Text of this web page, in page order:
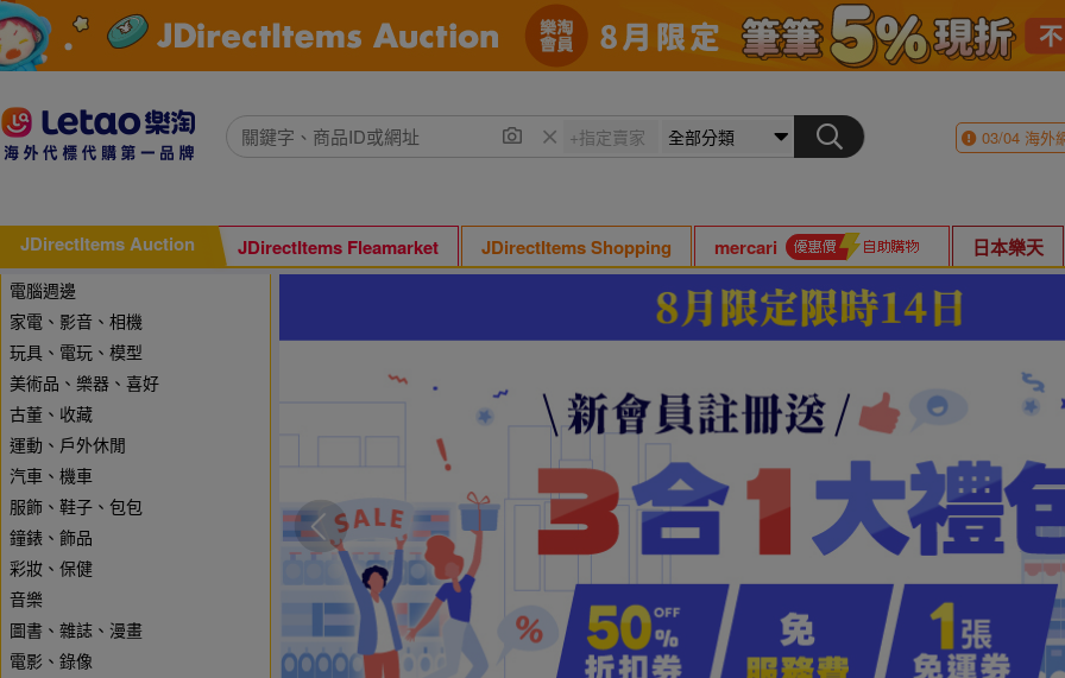
03/04海外
JDirectItems Auction JDirectItems Fleamarket JDirectItems Shopping mercari 日本樂天
電腦週邊
家電、影音、相機
玩具、電玩、模型
美術品、樂器、喜好
古董、收藏
運動、戶外休閒
汽車、機車
服飾、鞋子、包包
鐘錶、飾品
彩妝、保健
音樂
圖書、雜誌、漫畫
電影、錄像